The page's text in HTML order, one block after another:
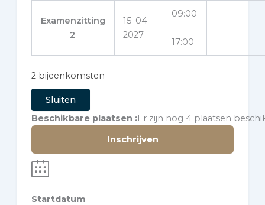
Examenzitting
2
15-04-
2027
09:00
-
17:00
2 bijeenkomsten
Sluiten
Beschikbare plaatsen Er zijn nog 4 plaatsen
Inschrijven
Startdatum